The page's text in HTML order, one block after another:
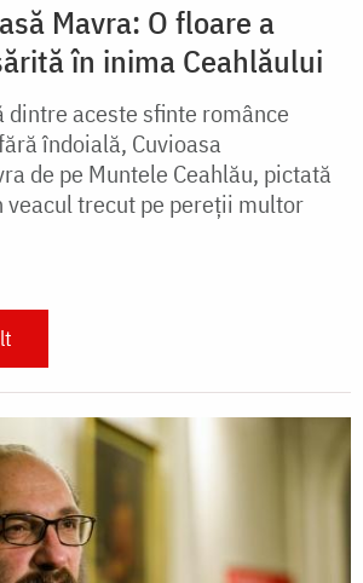
Mavra: O floare a
în inima Ceahlăului
dintre aceste sfinte românce
îndoială, Cuvioasa
de pe Muntele Ceahlău, pictată
veacul trecut pe pereții multor